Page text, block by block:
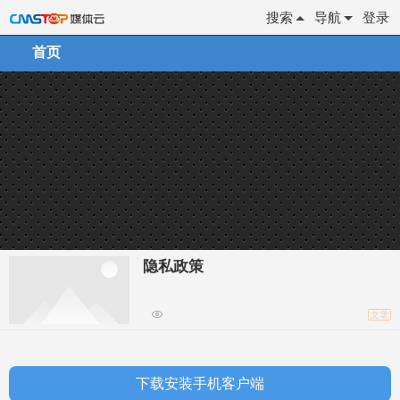
登录
导航
搜索
首页
隐私政策
文章
下载安装手机客户端